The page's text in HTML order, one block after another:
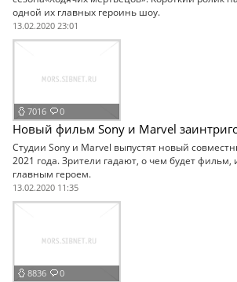
одной их главных героинь шоу.
13.02.2020 23:01
7016 0
Новый фильм Sony и Marvel
Студии Sony и Marvel выпустят новый
2021 года. Зрители гадают, о чем будет фильм,
главным героем.
13.02.2020 11:35
8836 0